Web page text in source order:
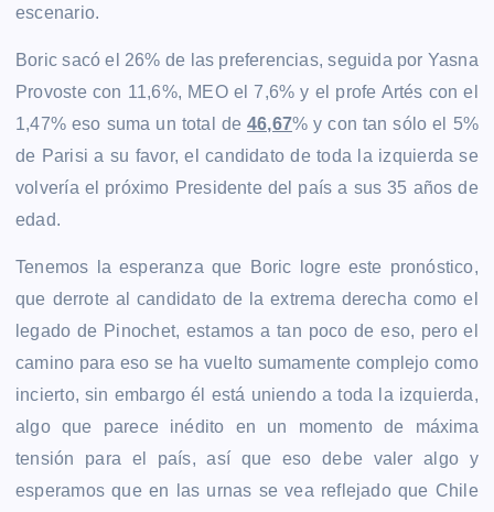
escenario.
Boric sacó el 26% de las preferencias, seguida por Yasna
Provoste con 11,6%, MEO el 7,6% y el profe Artés con el
1,47% eso suma un total de 46,67% y con tan sólo el 5%
de Parisi a su favor, el candidato de toda la izquierda se
volvería el próximo Presidente del país a sus 35 años de
edad.
Tenemos la esperanza que Boric logre este pronóstico,
que derrote al candidato de la extrema derecha como el
legado de Pinochet, estamos a tan poco de eso, pero el
camino para eso se ha vuelto sumamente complejo como
incierto, sin embargo él está uniendo a toda la izquierda,
algo que parece inédito en un momento de máxima
tensión para el país, así que eso debe valer algo y
esperamos que en las urnas se vea reflejado que Chile